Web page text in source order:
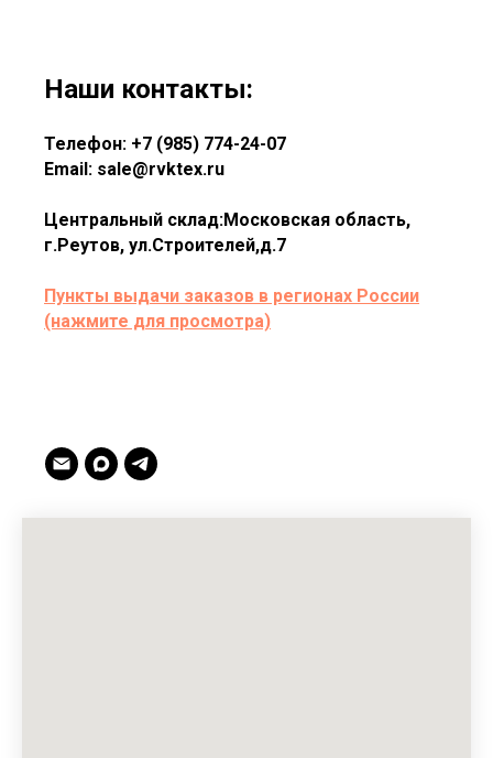
Наши контакты:
Телефон: +7 (985) 774-24-07
Email: sale@rvktex.ru
Центральный склад:Московская область,
г.Реутов, ул.Строителей,д.7
Пункты выдачи заказов в регионах России
(нажмите для просмотра)